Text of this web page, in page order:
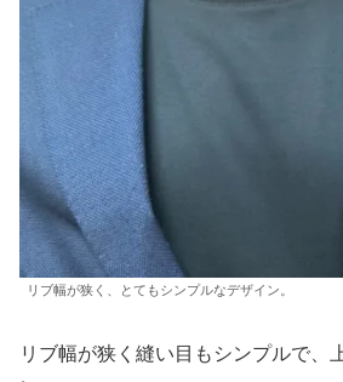
リブ幅が狭く、とてもシンプルなデザイン。
リブ幅が狭く縫い目もシンプルで、